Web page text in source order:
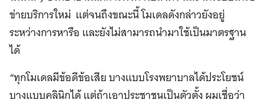
ข่ายบริการใหม่ แต่จนถึงขณะนี้ โมเดลดังกล่าวยังอยู่
ระหว่างการหารือ และยังไม่สามารถนำมาใช้เป็นมาตรฐาน
ได้
“ทุกโมเดลมีข้อดีข้อเสีย บางแบบโรงพยาบาลได้ประโยชน์
บางแบบคลินิกได้ แต่ถ้าเอาประชาชนเป็นตัวตั้ง ผมเชื่อว่า